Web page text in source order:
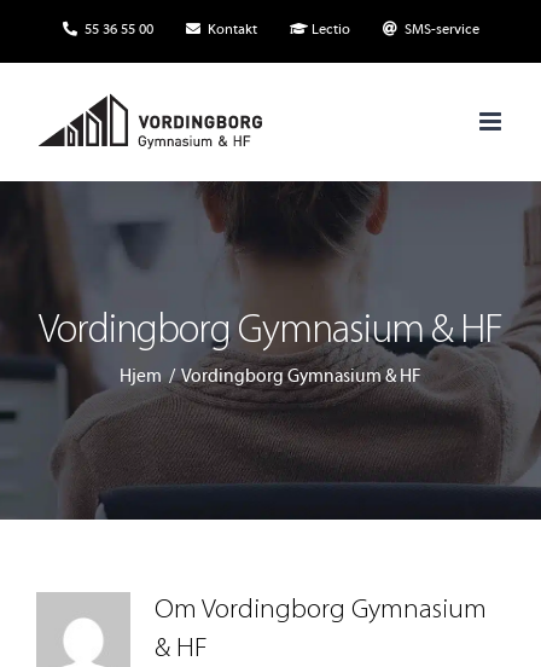
55 36 55 00 Kontakt Lectio SMS-service
Vordingborg Gymnasium & HF
Hjem Vordingborg Gymnasium & HF
Om Vordingborg Gymnasium
& HF